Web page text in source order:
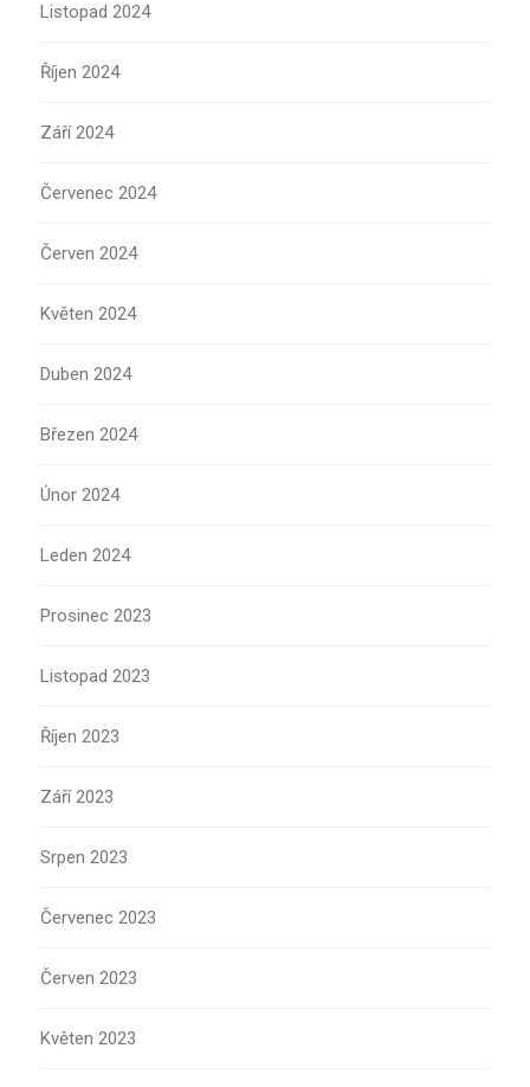
Listopad 2024
Říjen 2024
Září 2024
Červenec 2024
Červen 2024
Květen 2024
Duben 2024
Březen 2024
Únor 2024
Leden 2024
Prosinec 2023
Listopad 2023
Říjen 2023
Září 2023
Srpen 2023
Červenec 2023
Červen 2023
Květen 2023